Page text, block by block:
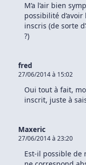
M’a l’air bien
possibilité
inscris (de sorte
?)
fred
27/06/2014 à 15:02
Oui tout à fait,
inscrit, juste à
Maxeric
27/06/2014 à 23:20
Est-il possible de